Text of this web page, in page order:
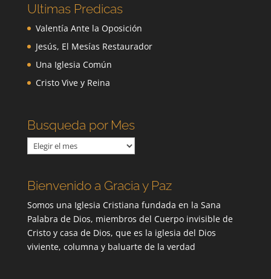
Ultimas Predicas
Valentía Ante la Oposición
Jesús, El Mesías Restaurador
Una Iglesia Común
Cristo Vive y Reina
Busqueda por Mes
Busqueda
por
Bienvenido a Gracia y Paz
Somos una Iglesia Cristiana fundada en la Sana
Palabra de Dios, miembros del Cuerpo invisible de
Cristo y casa de Dios, que es la iglesia del Dios
viviente, columna y baluarte de la verdad